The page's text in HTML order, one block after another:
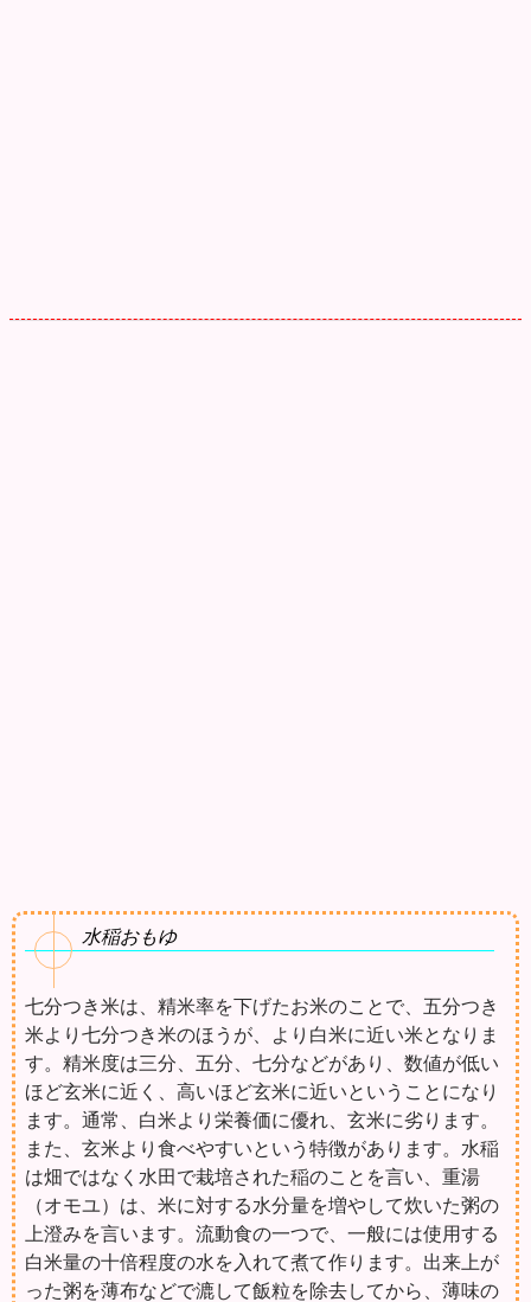
水稲おもゆ
七分つき米は、精米率を下げたお米のことで、五分つき
米より七分つき米のほうが、より白米に近い米となりま
す。精米度は三分、五分、七分などがあり、数値が低い
ほど玄米に近く、高いほど玄米に近いということになり
ます。通常、白米より栄養価に優れ、玄米に劣ります。
また、玄米より食べやすいという特徴があります。水稲
は畑ではなく水田で栽培された稲のことを言い、重湯
（オモユ）は、米に対する水分量を増やして炊いた粥の
上澄みを言います。流動食の一つで、一般には使用する
白米量の十倍程度の水を入れて煮て作ります。出来上が
った粥を薄布などで漉して飯粒を除去してから、薄味の